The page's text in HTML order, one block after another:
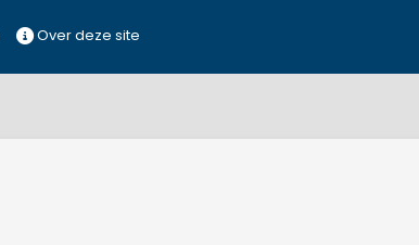
Over deze site